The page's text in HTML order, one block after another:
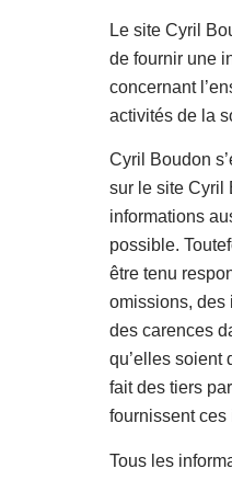
Le site Cyril
de fournir une
concernant
activités de la
Cyril Boudon
sur le site Cyril
informations
possible.
être tenu
omissions, des
des carences
qu’elles soient
fait des tiers
fournissent ces
Tous les